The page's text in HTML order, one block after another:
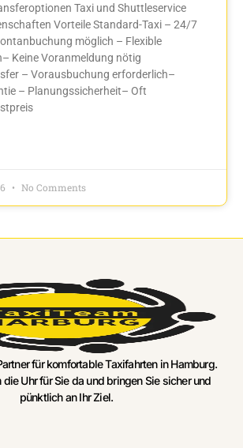
Taxi und Shuttleservice
Vorteile Standard-Taxi – 24/7
möglich – Flexible
Keine Voranmeldung nötig
– Vorausbuchung erforderlich–
– Planungssicherheit– Oft
No Comments
für komfortable Taxifahrten in Hamburg.
Uhr für Sie da und bringen Sie sicher und
pünktlich an Ihr Ziel.